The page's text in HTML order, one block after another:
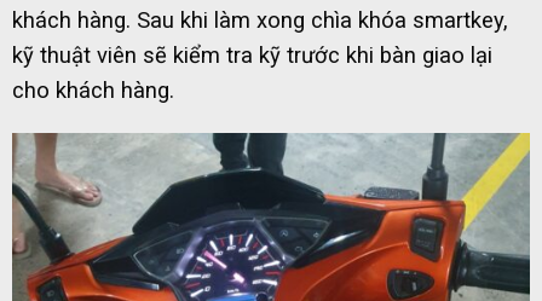
khách hàng. Sau khi làm xong chìa khóa smartkey,
kỹ thuật viên sẽ kiểm tra kỹ trước khi bàn giao lại
cho khách hàng.